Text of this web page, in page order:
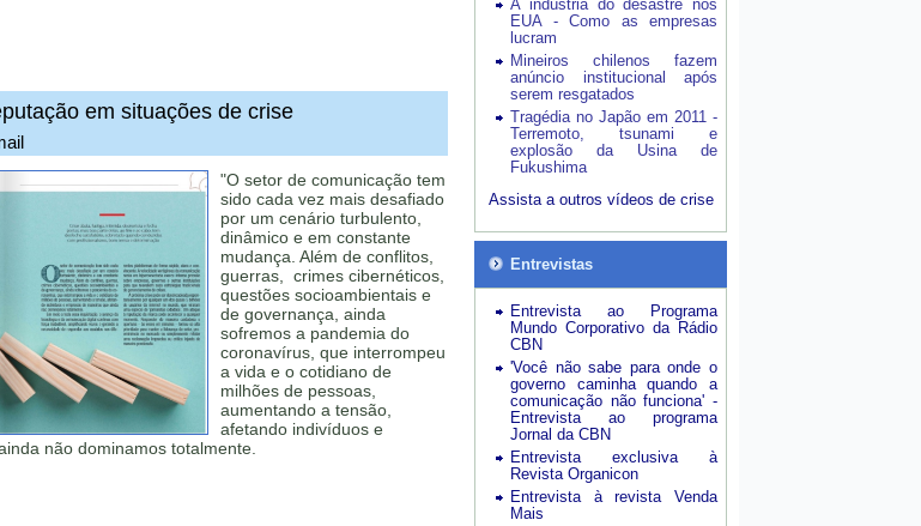
em situações de crise
"O setor de comunicação tem
sido cada vez mais desafiado
por um cenário turbulento,
dinâmico e em constante
mudança. Além de conflitos,
guerras, crimes cibernéticos,
questões socioambientais e
de governança, ainda
sofremos a pandemia do
coronavírus, que interrompeu
a vida e o cotidiano de
milhões de pessoas,
aumentando a tensão,
afetando indivíduos e
não dominamos totalmente.
A indústria do desastre nos
EUA - Como as empresas
lucram
Mineiros chilenos fazem
anúncio institucional após
serem resgatados
Tragédia no Japão em 2011 -
Terremoto, tsunami e
explosão da Usina de
Fukushima
Assista a outros vídeos de crise
Entrevistas
Entrevista ao Programa
Mundo Corporativo da Rádio
CBN
'Você não sabe para onde o
governo caminha quando a
comunicação não funciona' -
Entrevista ao programa
Jornal da CBN
Entrevista exclusiva à
Revista Organicon
Entrevista à revista Venda
Mais